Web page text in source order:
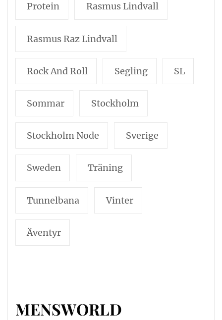
Protein Rasmus Lindvall
Rasmus Raz Lindvall
Rock And Roll Segling SL
Sommar Stockholm
Stockholm Node Sverige
Sweden Träning
Tunnelbana Vinter
Äventyr
MENSWORLD